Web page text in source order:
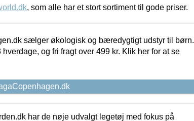
, som alle har et stort sortiment til gode priser.
sælger økologisk og bæredygtigt udstyr til børn.
hverdage, og fri fragt over 499 kr. Klik her for at se
har de nøje udvalgt legetøj med fokus på